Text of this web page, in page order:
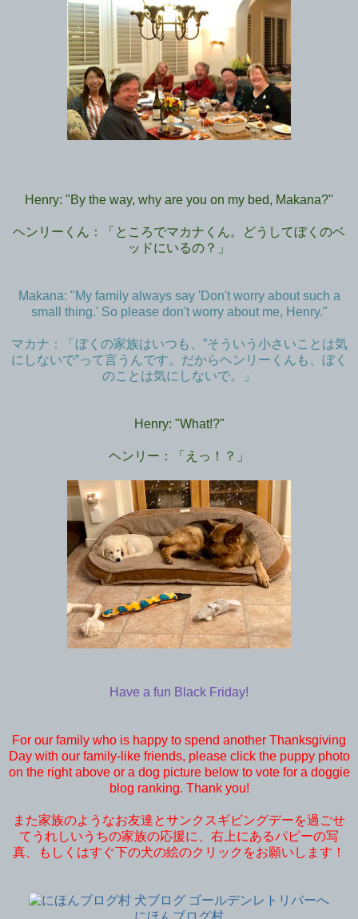
Henry: "By the way, why are you on my bed, Makana?"
ヘンリーくん：「ところでマカナくん。どうしてぼくのベ
ッドにいるの？」
Makana: "My family always say 'Don't worry about such a
small thing.' So please don't worry about me, Henry."
マカナ：「ぼくの家族はいつも、”そういう小さいことは気
にしないで”って言うんです。だからヘンリーくんも、ぼく
のことは気にしないで。」
Henry: "What!?"
ヘンリー：「えっ！？」
Have a fun Black Friday!
For our family who is happy to spend another Thanksgiving
Day with our family-like friends, please click the puppy photo
on the right above or a dog picture below to vote for a doggie
blog ranking. Thank you!
また家族のようなお友達とサンクスギビングデーを過ごせ
てうれしいうちの家族の応援に、右上にあるパピーの写
真、もしくはすぐ下の犬の絵のクリックをお願いします！
にほんブログ村